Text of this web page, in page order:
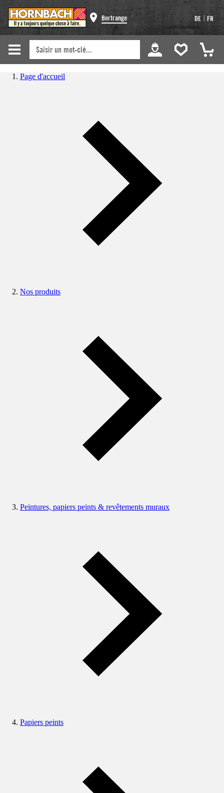
Bertrange DE | FR
Page d'accueil
Nos produits
Peintures, papiers peints & revêtements muraux
Papiers peints